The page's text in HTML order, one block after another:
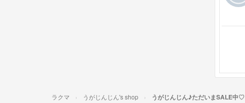
ラクマ うがじんじん's shop うがじんじん♪ただいまSALE中♡